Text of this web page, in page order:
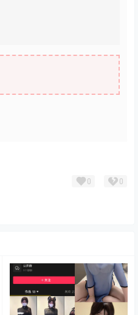
0 0